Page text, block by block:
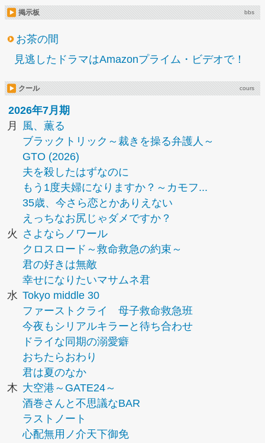
掲示板 bbs
お茶の間
見逃したドラマはAmazonプライム・ビデオで！
クール cours
2026年7月期
月
風、薫る
ブラックトリック～裁きを操る弁護人～
GTO (2026)
夫を殺したはずなのに
もう1度夫婦になりますか？～カモフ...
35歳、今さら恋とかありえない
えっちなお尻じゃダメですか？
火
さよならノワール
クロスロード～救命救急の約束～
君の好きは無敵
幸せになりたいマサムネ君
水 Tokyo middle 30
ファーストクライ 母子救命救急班
今夜もシリアルキラーと待ち合わせ
ドライな同期の溺愛癖
おちたらおわり
君は夏のなか
木 大空港～GATE24～
酒巻さんと不思議なBAR
ラストノート
心配無用ノ介天下御免